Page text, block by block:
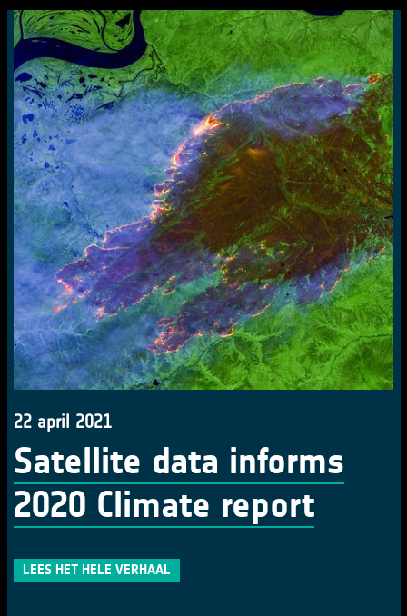
22 april 2021
Satellite data informs
2020 Climate report
LEES HET HELE VERHAAL